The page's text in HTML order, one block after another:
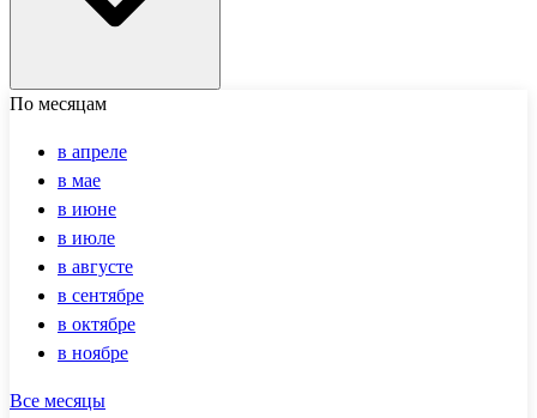
По месяцам
в апреле
в мае
в июне
в июле
в августе
в сентябре
в октябре
в ноябре
Все месяцы